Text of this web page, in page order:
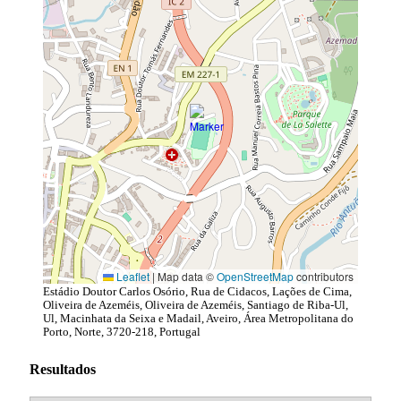
Leaflet | Map data ©OpenStreetMapcontributors
Estádio Doutor Carlos Osório, Rua de Cidacos, Lações de Cima,
Oliveira de Azeméis, Oliveira de Azeméis, Santiago de Riba-Ul,
Ul, Macinhata da Seixa e Madail, Aveiro, Área Metropolitana do
Porto, Norte, 3720-218, Portugal
Resultados